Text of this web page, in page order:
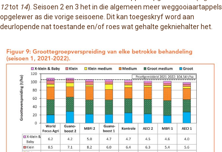
12tot 14). Seisoen 2 en 3 het in die algemeen meer weggooiaartappels
opgelewer as die vorige seisoene. Dit kan toegeskryf word aan
deurlopende nat toestande en/of roes wat gehalte gekniehalter het.